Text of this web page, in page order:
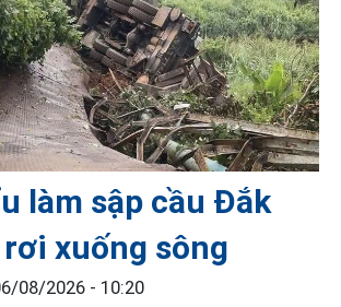
làm sập cầu Đắk
xuống sông
08/2026 - 10:20